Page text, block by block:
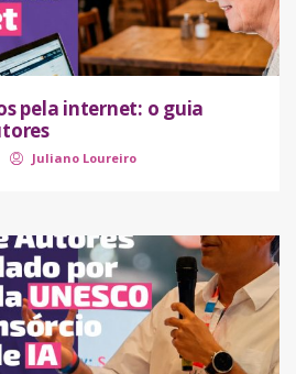
pela internet: o guia
Juliano Loureiro